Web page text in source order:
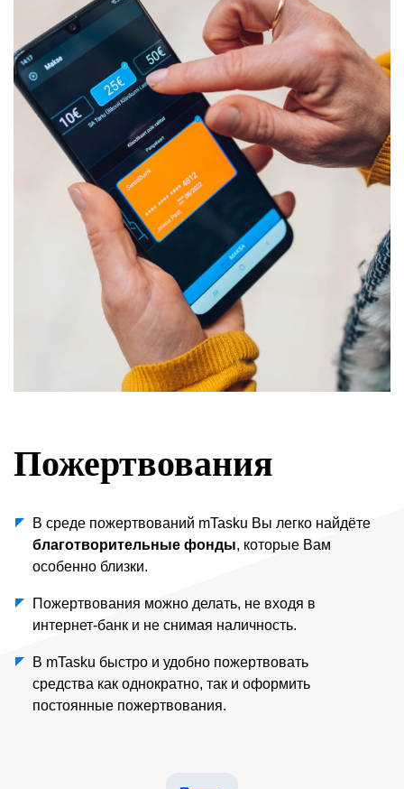
Пожертвования
В среде пожертвований mTasku Вы легко найдёте
благотворительные фонды, которые Вам
особенно близки.
Пожертвования можно делать, не входя в
интернет-банк и не снимая наличность.
В mTasku быстро и удобно пожертвовать
средства как однократно, так и оформить
постоянные пожертвования.